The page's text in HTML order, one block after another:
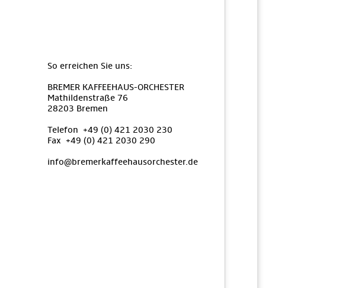
So erreichen Sie uns:
BREMER KAFFEEHAUS-ORCHESTER
Mathildenstraße 76
28203 Bremen
Telefon +49 (0) 421 2030 230
Fax +49 (0) 421 2030 290
info@bremerkaffeehausorchester.de